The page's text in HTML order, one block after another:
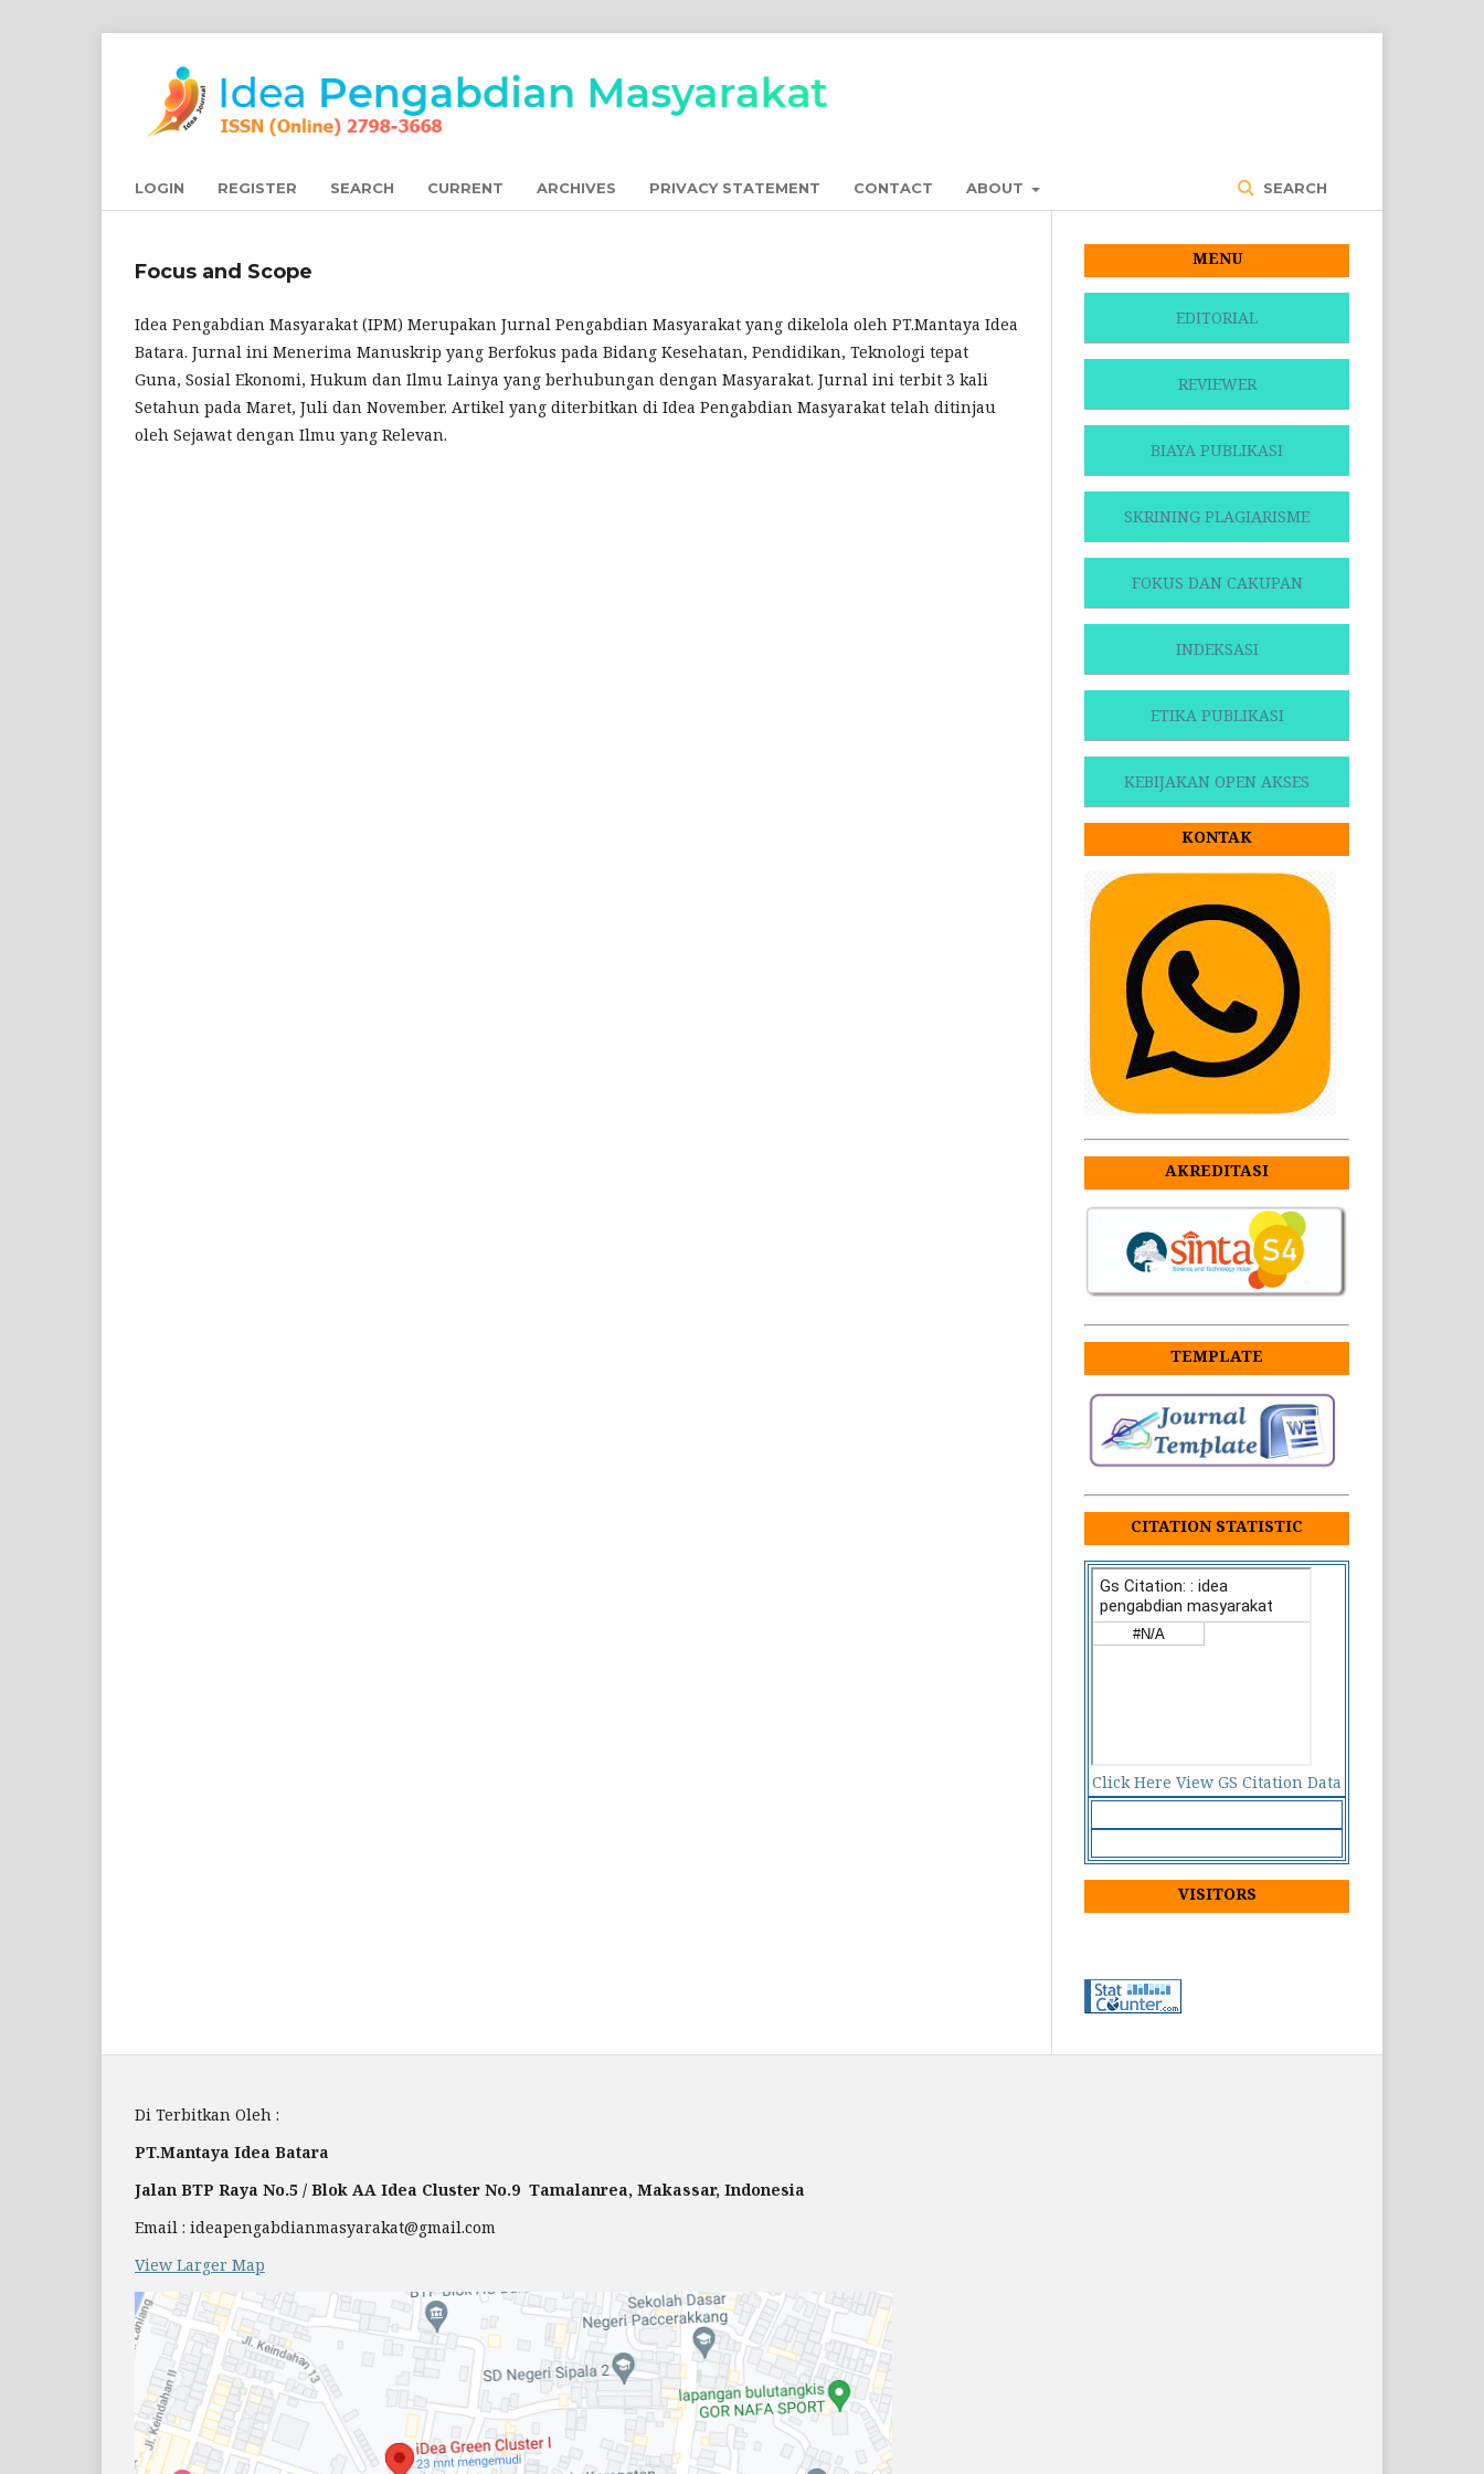
LOGIN REGISTER SEARCH CURRENT ARCHIVES PRIVACY STATEMENT CONTACT ABOUT SEARCH
Focus and Scope
Idea Pengabdian Masyarakat (IPM) Merupakan Jurnal Pengabdian Masyarakat yang dikelola oleh PT.Mantaya Idea
Batara. Jurnal ini Menerima Manuskrip yang Berfokus pada Bidang Kesehatan, Pendidikan, Teknologi tepat
Guna, Sosial Ekonomi, Hukum dan Ilmu Lainya yang berhubungan dengan Masyarakat. Jurnal ini terbit 3 kali
Setahun pada Maret, Juli dan November. Artikel yang diterbitkan di Idea Pengabdian Masyarakat telah ditinjau
oleh Sejawat dengan Ilmu yang Relevan.
MENU
EDITORIAL
REVIEWER
BIAYA PUBLIKASI
SKRINING PLAGIARISME
FOKUS DAN CAKUPAN
INDEKSASI
ETIKA PUBLIKASI
KEBIJAKAN OPEN AKSES
KONTAK
AKREDITASI
TEMPLATE
CITATION STATISTIC
Click Here View GS Citation Data
VISITORS
Di Terbitkan Oleh :
PT.Mantaya Idea Batara
Jalan BTP Raya No.5 / Blok AA Idea Cluster No.9 Tamalanrea, Makassar, Indonesia
Email : ideapengabdianmasyarakat@gmail.com
View Larger Map